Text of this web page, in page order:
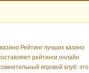
Рейтинг лучших казино
рейтинги онлайн
игровой клуб: это